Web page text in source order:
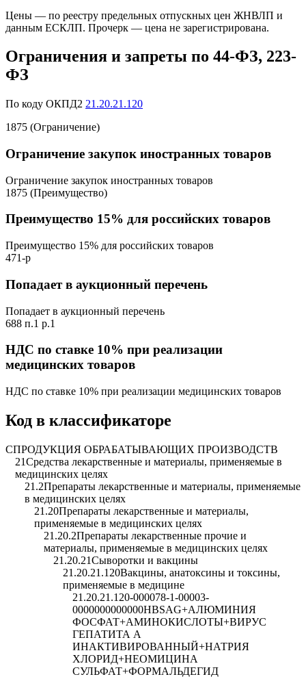
Цены — по реестру предельных отпускных цен ЖНВЛП и
данным ЕСКЛП. Прочерк — цена не зарегистрирована.
Ограничения и запреты по 44-ФЗ, 223-
ФЗ
По коду ОКПД2 21.20.21.120
1875 (Ограничение)
Ограничение закупок иностранных товаров
Ограничение закупок иностранных товаров
1875 (Преимущество)
Преимущество 15% для российских товаров
Преимущество 15% для российских товаров
471-р
Попадает в аукционный перечень
Попадает в аукционный перечень
688 п.1 р.1
НДС по ставке 10% при реализации
медицинских товаров
НДС по ставке 10% при реализации медицинских товаров
Код в классификаторе
CПРОДУКЦИЯ ОБРАБАТЫВАЮЩИХ ПРОИЗВОДСТВ
21Средства лекарственные и материалы, применяемые в
медицинских целях
21.2Препараты лекарственные и материалы, применяемые
в медицинских целях
21.20Препараты лекарственные и материалы,
применяемые в медицинских целях
21.20.2Препараты лекарственные прочие и
материалы, применяемые в медицинских целях
21.20.21Сыворотки и вакцины
21.20.21.120Вакцины, анатоксины и токсины,
применяемые в медицине
21.20.21.120-000078-1-00003-
0000000000000HBSАG+АЛЮМИНИЯ
ФОСФАТ+АМИНОКИСЛОТЫ+ВИРУС
ГЕПАТИТА А
ИНАКТИВИРОВАННЫЙ+НАТРИЯ
ХЛОРИД+НЕОМИЦИНА
СУЛЬФАТ+ФОРМАЛЬДЕГИД